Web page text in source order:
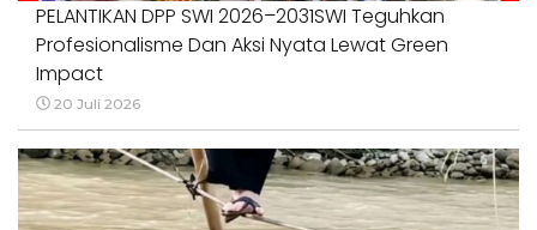
PELANTIKAN DPP SWI 2026–2031SWI Teguhkan
Profesionalisme Dan Aksi Nyata Lewat Green
Impact
20 Juli 2026